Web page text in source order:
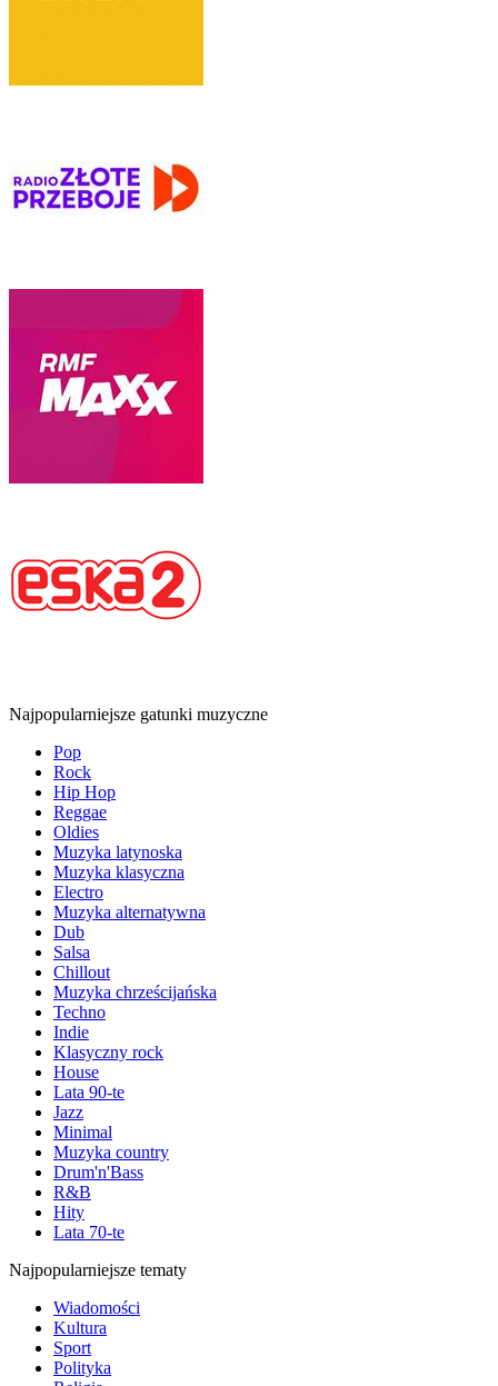
Najpopularniejsze gatunki muzyczne
Pop
Rock
Hip Hop
Reggae
Oldies
Muzyka latynoska
Muzyka klasyczna
Electro
Muzyka alternatywna
Dub
Salsa
Chillout
Muzyka chrześcijańska
Techno
Indie
Klasyczny rock
House
Lata 90-te
Jazz
Minimal
Muzyka country
Drum'n'Bass
R&B
Hity
Lata 70-te
Najpopularniejsze tematy
Wiadomości
Kultura
Sport
Polityka